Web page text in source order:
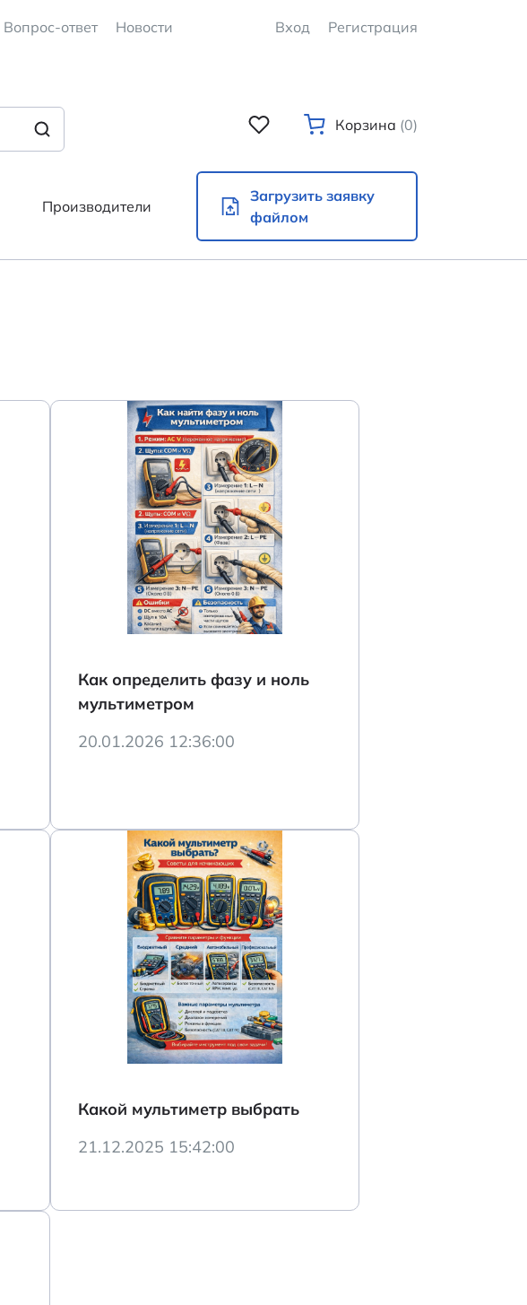
Вопрос-ответ Новости Вход Регистрация
Корзина (0)
Производители
Загрузить заявку
файлом
Как определить фазу и ноль
мультиметром
20.01.2026 12:36:00
Какой мультиметр выбрать
21.12.2025 15:42:00